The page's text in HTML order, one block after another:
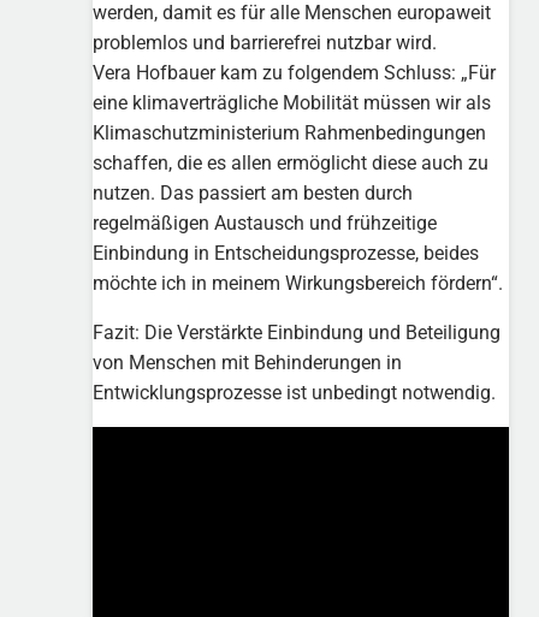
werden, damit es für alle Menschen europaweit
problemlos und barrierefrei nutzbar wird.
Vera Hofbauer kam zu folgendem Schluss: „Für
eine klimaverträgliche Mobilität müssen wir als
Klimaschutzministerium Rahmenbedingungen
schaffen, die es allen ermöglicht diese auch zu
nutzen. Das passiert am besten durch
regelmäßigen Austausch und frühzeitige
Einbindung in Entscheidungsprozesse, beides
möchte ich in meinem Wirkungsbereich fördern“.
Fazit: Die Verstärkte Einbindung und Beteiligung
von Menschen mit Behinderungen in
Entwicklungsprozesse ist unbedingt notwendig.